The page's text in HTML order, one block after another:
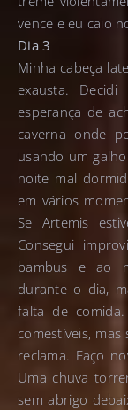
vence e eu caio
Dia 3
Minha cabeça
exausta.
esperança de
caverna onde
usando um
noite mal
em vários
Se Artemis
Consegui
bambus e ao
durante o dia,
falta de
comestíveis,
reclama. Faço
Uma chuva
sem abrigo